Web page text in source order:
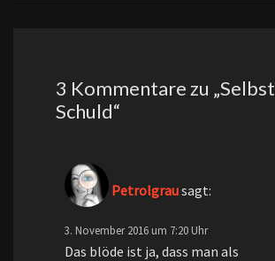
3 Kommentare zu „Selbst
Schuld“
Petrolgrausagt:
3. November 2016 um 7:20 Uhr
Das blöde ist ja, dass man als